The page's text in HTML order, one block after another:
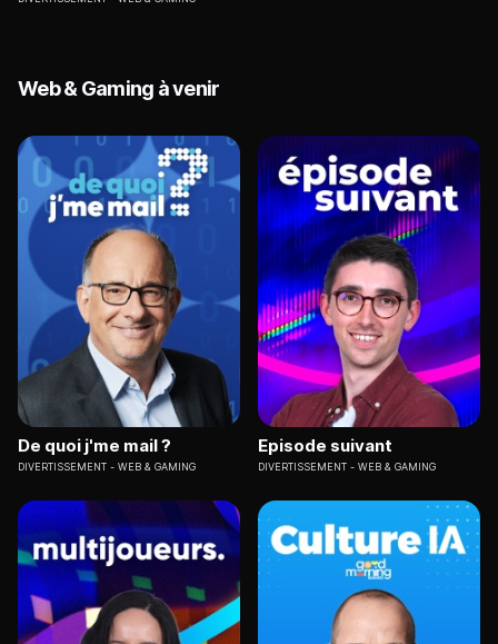
Web & Gaming à venir
De quoi j'me mail ?
DIVERTISSEMENT WEB & GAMING
Episode suivant
DIVERTISSEMENT WEB & GAMING